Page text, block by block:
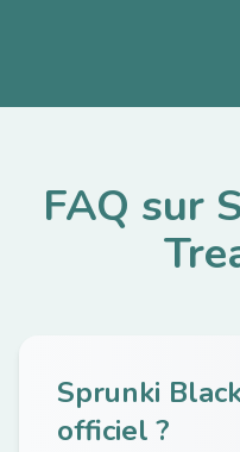
FAQ sur
Sprunki
officiel ?